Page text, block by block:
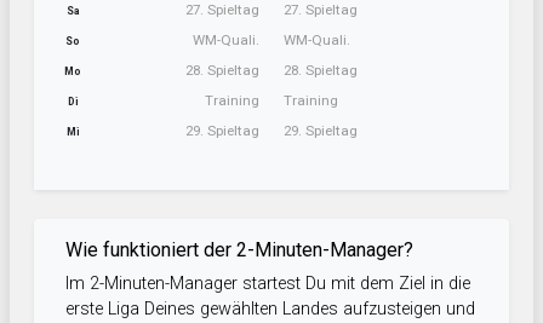
Sa 27. Spieltag
So WM-Quali.
Mo 28. Spieltag
Di Training
Mi 29. Spieltag
27. Spieltag
WM-Quali.
28. Spieltag
Training
29. Spieltag
Wie funktioniert der 2-Minuten-Manager?
Im 2-Minuten-Manager startest Du mit dem Ziel in die
erste Liga Deines gewählten Landes aufzusteigen und